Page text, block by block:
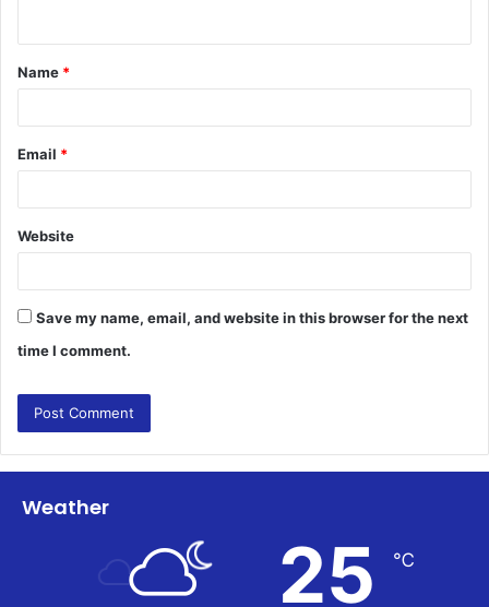
t
*
Name *
Email *
Website
Save my name, email, and website in this browser for the next
time I comment.
Weather
25 ℃